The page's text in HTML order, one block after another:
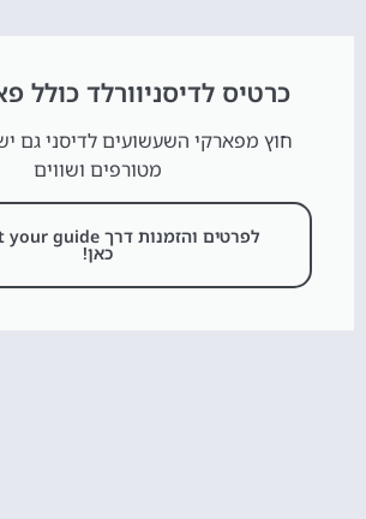
כרטיס לדיסניוורלד כולל
חוץ מפארקי השעשועים לדיסני גם
מטורפים ושווים
כאן!